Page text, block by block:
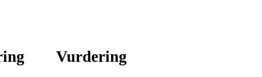
Vurdering